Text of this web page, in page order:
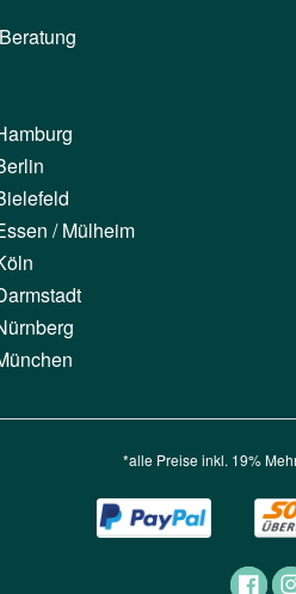
/ Mülheim
*alle Preise inkl. 19%